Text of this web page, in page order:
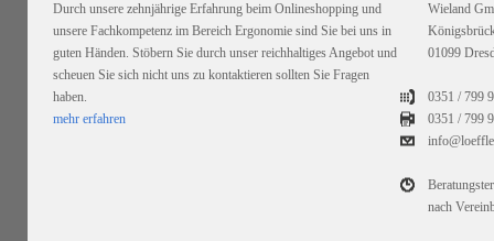
Durch unsere zehnjährige Erfahrung beim Onlineshopping und
unsere Fachkompetenz im Bereich Ergonomie sind Sie bei uns in
guten Händen. Stöbern Sie durch unser reichhaltiges Angebot und
scheuen Sie sich nicht uns zu kontaktieren sollten Sie Fragen
haben.
mehr erfahren
Wieland
01099
0351 / 799
0351 /799
nach